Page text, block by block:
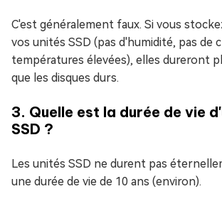
C'est généralement faux. Si vous
vos unités SSD (pas d'humidité, pas de
températures élevées), elles dureront
que les disques durs.
3. Quelle est la durée de vie
SSD ?
Les unités SSD ne durent pas
une durée de vie de 10 ans (environ).